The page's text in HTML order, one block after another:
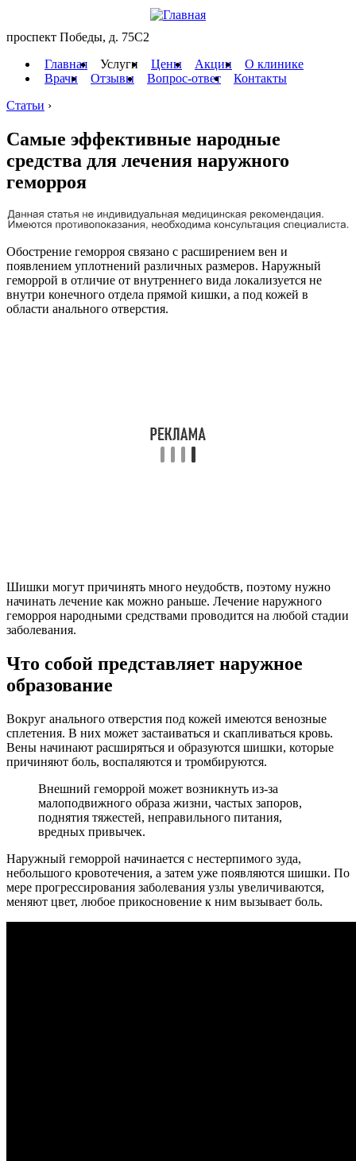
проспект Победы, д. 75C2
Главная
Услуги Цены Акции
О клинике
Врачи
Отзывы Вопрос-ответ
Контакты
Статьи ›
Самые эффективные народные
средства для лечения наружного
геморроя
Обострение геморроя связано с расширением вен и
появлением уплотнений различных размеров. Наружный
геморрой в отличие от внутреннего вида локализуется не
внутри конечного отдела прямой кишки, а под кожей в
области анального отверстия.
Шишки могут причинять много неудобств, поэтому нужно
начинать лечение как можно раньше. Лечение наружного
геморроя народными средствами проводится на любой стадии
заболевания.
Что собой представляет наружное
образование
Вокруг анального отверстия под кожей имеются венозные
сплетения. В них может застаиваться и скапливаться кровь.
Вены начинают расширяться и образуются шишки, которые
причиняют боль, воспаляются и тромбируются.
Внешний геморрой может возникнуть из-за
малоподвижного образа жизни, частых запоров,
поднятия тяжестей, неправильного питания,
вредных привычек.
Наружный геморрой начинается с нестерпимого зуда,
небольшого кровотечения, а затем уже появляются шишки. По
мере прогрессирования заболевания узлы увеличиваются,
меняют цвет, любое прикосновение к ним вызывает боль.